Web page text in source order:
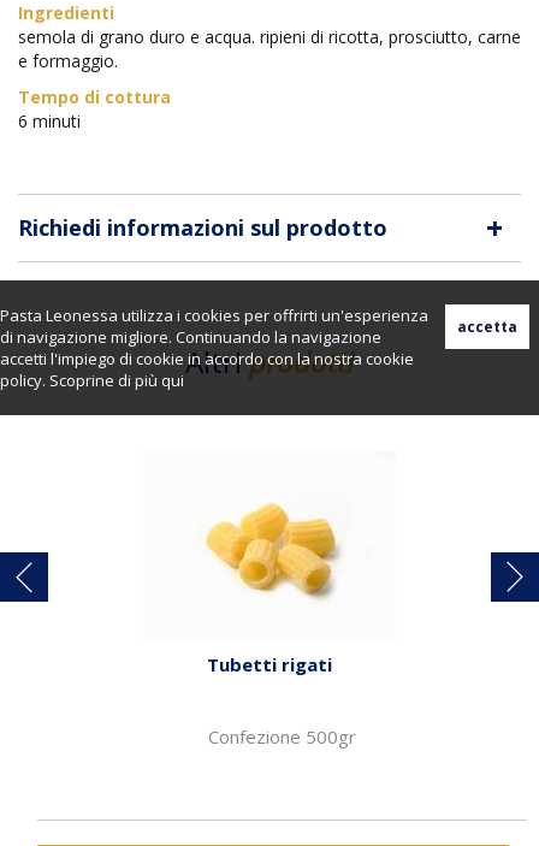
Pasta Leonessa utilizza i cookies per offrirti un'esperienza
di navigazione migliore. Continuando la navigazione
accetti l'impiego di cookie in accordo con la nostra cookie
policy. Scoprine di più qui
Ingredienti
semola di grano duro e acqua. ripieni di ricotta, prosciutto, carne
e formaggio.
Tempo di cottura
6 minuti
Richiedi informazioni sul prodotto +
Altriprodotti
Tubetti rigati
Confezione 500gr